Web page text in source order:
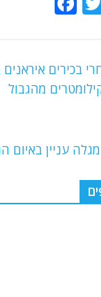
er
e
b
k
בכירים איראנים
מהגבול
עניין באיום